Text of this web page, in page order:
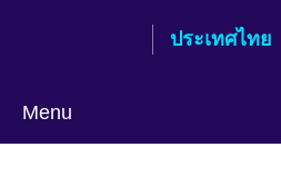
ประเทศไทย
Menu